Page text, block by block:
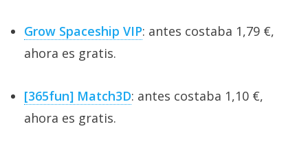
Grow Spaceship VIP: antes costaba 1,79 €,
ahora es gratis.
[365fun] Match3D: antes costaba 1,10 €,
ahora es gratis.